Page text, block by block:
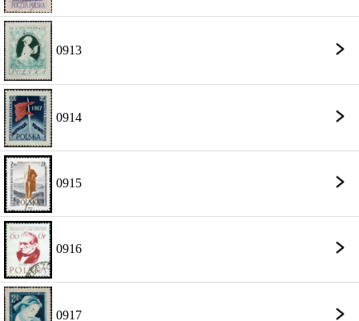
0913
0914
0915
0916
0917